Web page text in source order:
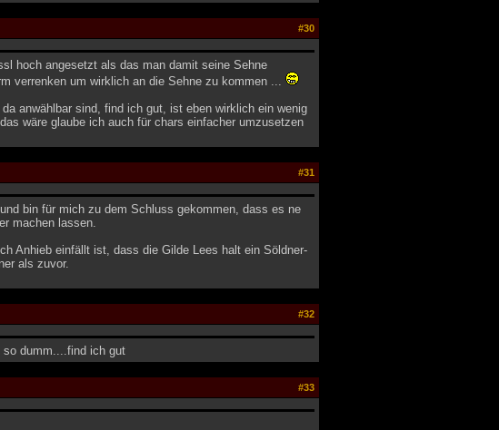
#30
hoch angesetzt als das man damit seine Sehne
verrenken um wirklich an die Sehne zu kommen ...
anwählbar sind, find ich gut, ist eben wirklich ein wenig
wäre glaube ich auch für chars einfacher umzusetzen
#31
bin für mich zu dem Schluss gekommen, dass es ne
machen lassen.
Anhieb einfällt ist, dass die Gilde Lees halt ein Söldner-
als zuvor.
#32
so dumm....find ich gut
#33